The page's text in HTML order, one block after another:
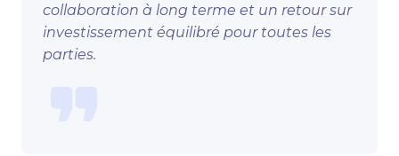
collaboration à long terme et un retour sur
investissement équilibré pour toutes les
parties.